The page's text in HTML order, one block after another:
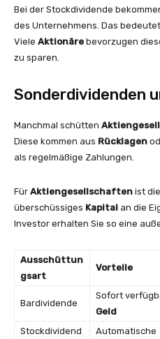
Bei der Stockdividende
des Unternehmens. Das
Viele Aktionäre bevorzugen
zu sparen.
Sonderdividenden
Manchmal schütten
Diese kommen aus Rücklagen
als regelmäßige Zahlungen.
Für Aktiengesellschaften ist
überschüssiges Kapital an die
Investor erhalten Sie so eine
Ausschüttun
gsart
Vorteile
Bardividende
Sofort
Geld
Stockdividend
Automatische